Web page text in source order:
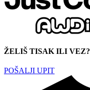
ŽELIŠ TISAK ILI VEZ?
POŠALJI UPIT